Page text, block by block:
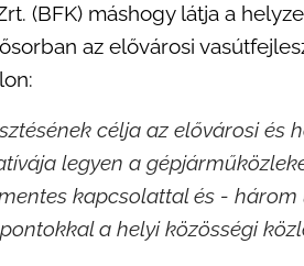
(BFK) máshogy látja a
az elővárosi
célja az elővárosi és
legyen a
kapcsolattal és -
a helyi közösségi